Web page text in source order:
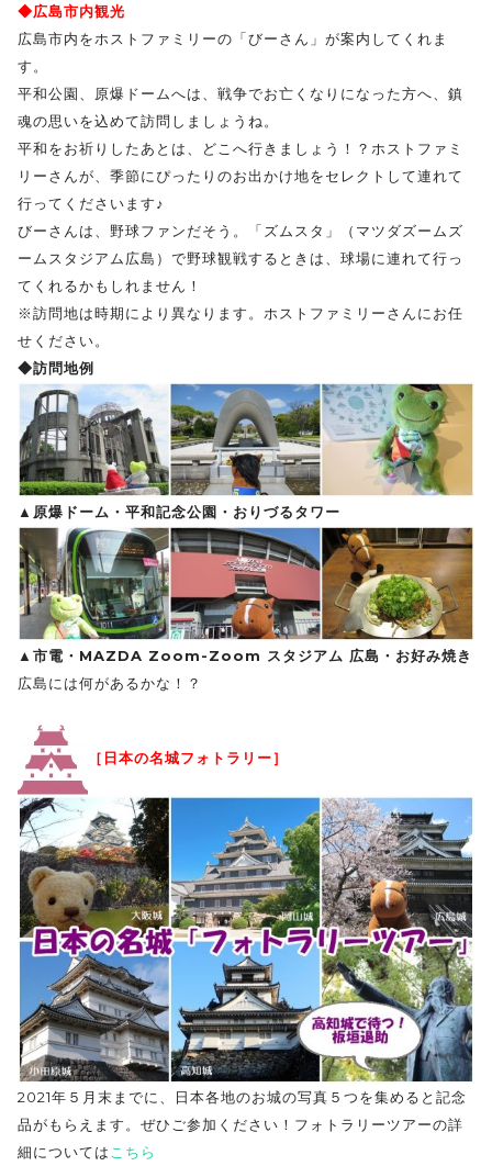
◆広島市内観光
広島市内をホストファミリーの「びーさん」が案内してくれま
す。
平和公園、原爆ドームへは、戦争でお亡くなりになった方へ、鎮
魂の思いを込めて訪問しましょうね。
平和をお祈りしたあとは、どこへ行きましょう！？ホストファミ
リーさんが、季節にぴったりのお出かけ地をセレクトして連れて
行ってくださいます♪
びーさんは、野球ファンだそう。「ズムスタ」（マツダズームズ
ームスタジアム広島）で野球観戦するときは、球場に連れて行っ
てくれるかもしれません！
※訪問地は時期により異なります。ホストファミリーさんにお任
せください。
◆訪問地例
▲原爆ドーム・平和記念公園・おりづるタワー
▲市電・MAZDA Zoom-Zoom スタジアム 広島・お好み焼き
広島には何があるかな！？
［日本の名城フォトラリー］
2021年５月末までに、日本各地のお城の写真５つを集めると記念
品がもらえます。ぜひご参加ください！フォトラリーツアーの詳
細については こちら